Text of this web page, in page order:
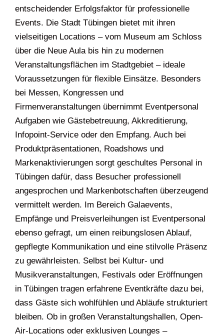
entscheidender Erfolgsfaktor für professionelle
Events. Die Stadt Tübingen bietet mit ihren
vielseitigen Locations – vom Museum am Schloss
über die Neue Aula bis hin zu modernen
Veranstaltungsflächen im Stadtgebiet – ideale
Voraussetzungen für flexible Einsätze. Besonders
bei Messen, Kongressen und
Firmenveranstaltungen übernimmt Eventpersonal
Aufgaben wie Gästebetreuung, Akkreditierung,
Infopoint-Service oder den Empfang. Auch bei
Produktpräsentationen, Roadshows und
Markenaktivierungen sorgt geschultes Personal in
Tübingen dafür, dass Besucher professionell
angesprochen und Markenbotschaften überzeugend
vermittelt werden. Im Bereich Galaevents,
Empfänge und Preisverleihungen ist Eventpersonal
ebenso gefragt, um einen reibungslosen Ablauf,
gepflegte Kommunikation und eine stilvolle Präsenz
zu gewährleisten. Selbst bei Kultur- und
Musikveranstaltungen, Festivals oder Eröffnungen
in Tübingen tragen erfahrene Eventkräfte dazu bei,
dass Gäste sich wohlfühlen und Abläufe strukturiert
bleiben. Ob in großen Veranstaltungshallen, Open-
Air-Locations oder exklusiven Lounges –